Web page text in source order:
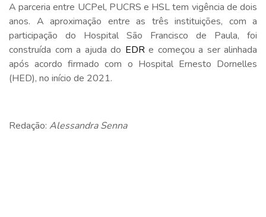
A parceria entre UCPel, PUCRS e HSL tem vigência de dois
anos. A aproximação entre as três instituições, com a
participação do Hospital São Francisco de Paula, foi
construída com a ajuda do EDRe começou a ser alinhada
após acordo firmado com o Hospital Ernesto Dornelles
(HED), no início de 2021.
Redação: Alessandra Senna